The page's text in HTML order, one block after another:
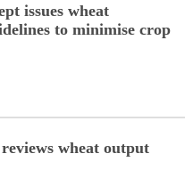
issues wheat
to minimise crop
wheat output